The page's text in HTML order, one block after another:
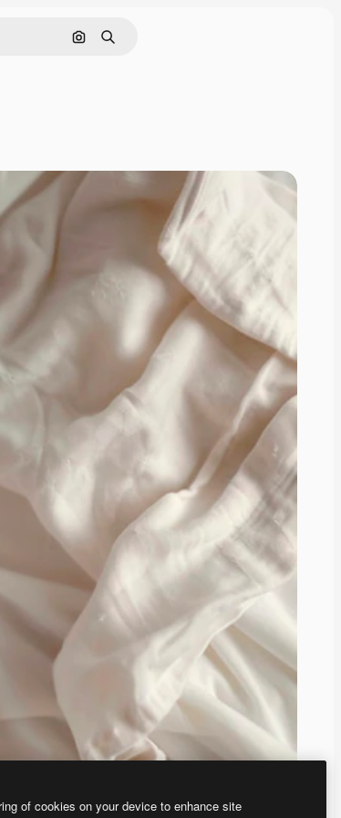
Поиск по изображению
Поиск
of cookies on your device to enhance site